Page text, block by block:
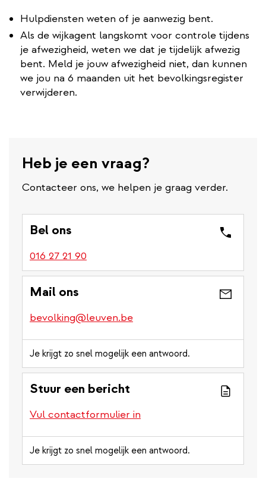
Hulpdiensten weten of je aanwezig bent.
Als de wijkagent langskomt voor controle tijdens
je afwezigheid, weten we dat je tijdelijk afwezig
bent. Meld je jouw afwezigheid niet, dan kunnen
we jou na 6 maanden uit het bevolkingsregister
verwijderen.
Heb je een vraag?
Contacteer ons, we helpen je graag verder.
Bel ons
016 27 21 90
Mail ons
bevolking@leuven.be
Je krijgt zo snel mogelijk een antwoord.
Stuur een bericht
Vul contactformulier in
Je krijgt zo snel mogelijk een antwoord.